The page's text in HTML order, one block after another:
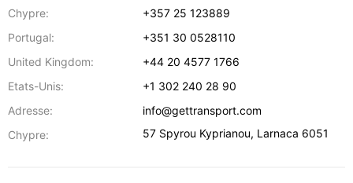
Chypre:
+357 25 123889
Portugal:
+351 30 0528110
United Kingdom:
+44 20 4577 1766
Etats-Unis:
+1 302 240 28 90
Adresse:
info@gettransport.com
Chypre:
57 Spyrou Kyprianou, Larnaca 6051